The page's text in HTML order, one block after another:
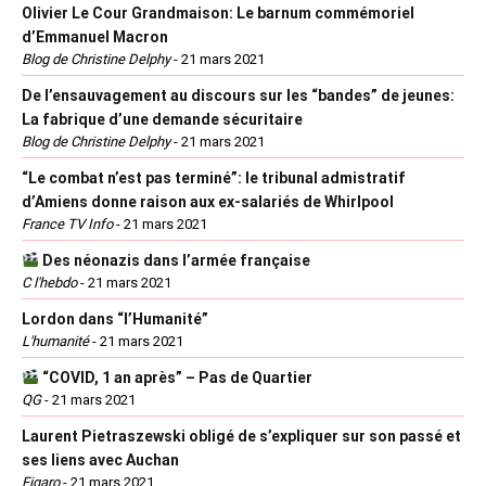
Olivier Le Cour Grandmaison: Le barnum commémoriel
d’Emmanuel Macron
Blog de Christine Delphy- 21 mars 2021
De l’ensauvagement au discours sur les “bandes” de jeunes:
La fabrique d’une demande sécuritaire
Blog de Christine Delphy- 21 mars 2021
“Le combat n’est pas terminé”: le tribunal admistratif
d’Amiens donne raison aux ex-salariés de Whirlpool
France TV Info- 21 mars 2021
Des néonazis dans l’armée française
C l'hebdo- 21 mars 2021
Lordon dans “l’Humanité”
L'humanité- 21 mars 2021
“COVID, 1 an après” – Pas de Quartier
QG- 21 mars 2021
Laurent Pietraszewski obligé de s’expliquer sur son passé et
ses liens avec Auchan
Figaro- 21 mars 2021